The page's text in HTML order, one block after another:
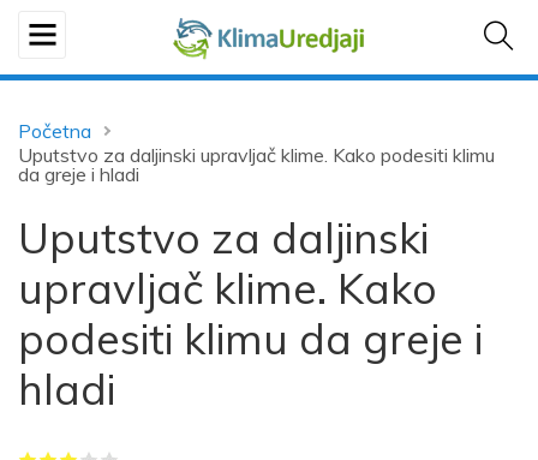
Početna
Uputstvo za daljinski upravljač klime. Kako podesiti klimu
da greje i hladi
Uputstvo za daljinski
upravljač klime. Kako
podesiti klimu da greje i
hladi